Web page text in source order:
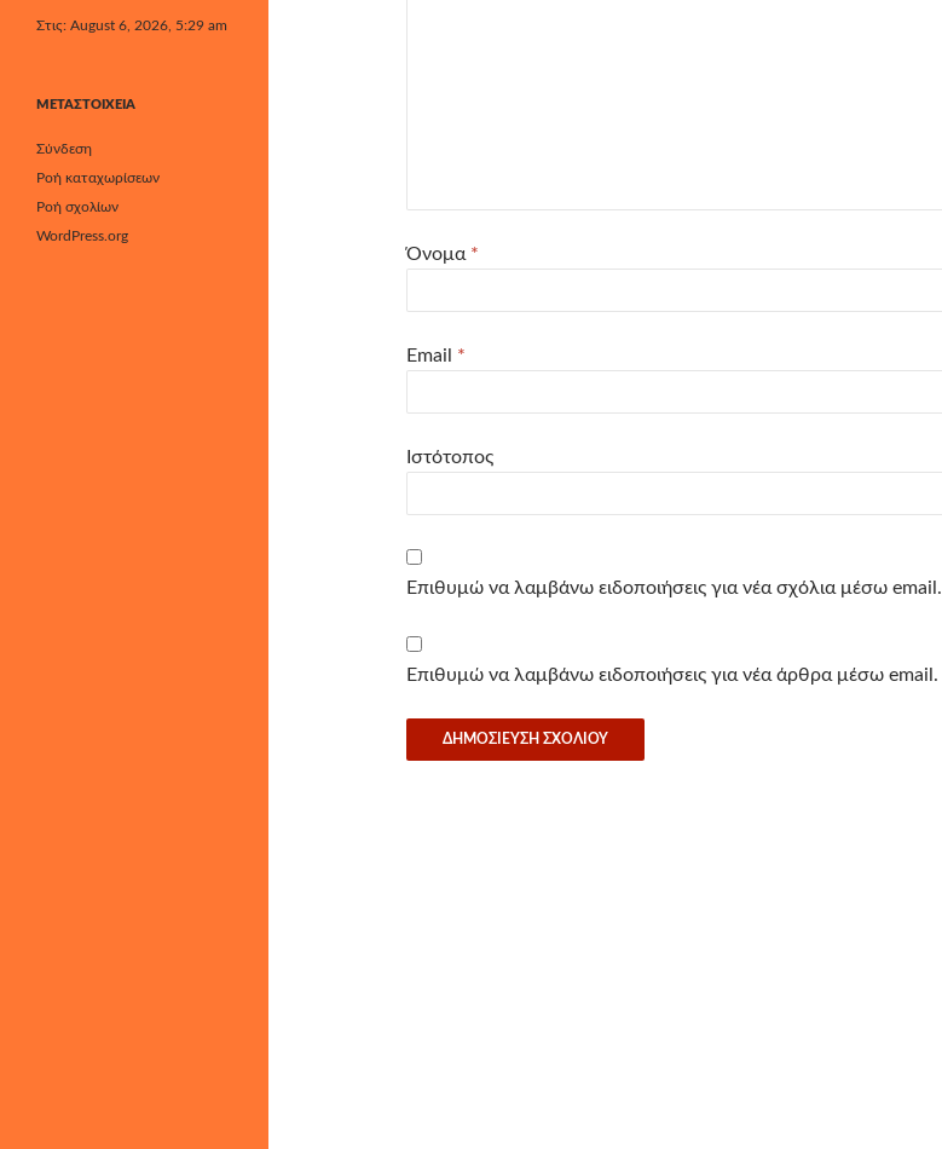
Όνομα *
Email *
Ιστότοπος
Επιθυμώ να λαμβάνω ειδοποιήσεις για νέα σχόλια μέσω email.
Επιθυμώ να λαμβάνω ειδοποιήσεις για νέα άρθρα μέσω email.
Στις: August 6, 2026, 5:29 am
ΜΕΤΑΣΤΟΙΧΕΊΑ
Σύνδεση
Ροή καταχωρίσεων
Ροή σχολίων
WordPress.org